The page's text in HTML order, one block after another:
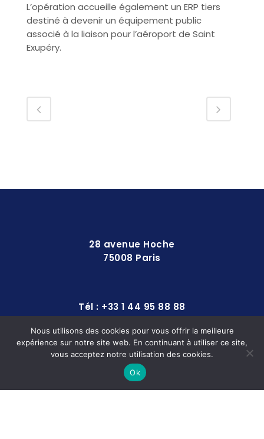
L’opération accueille également un ERP tiers
destiné à devenir un équipement public
associé à la liaison pour l’aéroport de Saint
Exupéry.
28 avenue Hoche
75008 Paris
Tél : +33 1 44 95 88 88
contact@europequipements.com
Nous utilisons des cookies pour vous offrir la meilleure
expérience sur notre site web. En continuant à utiliser ce site,
vous acceptez notre utilisation des cookies.
Ok